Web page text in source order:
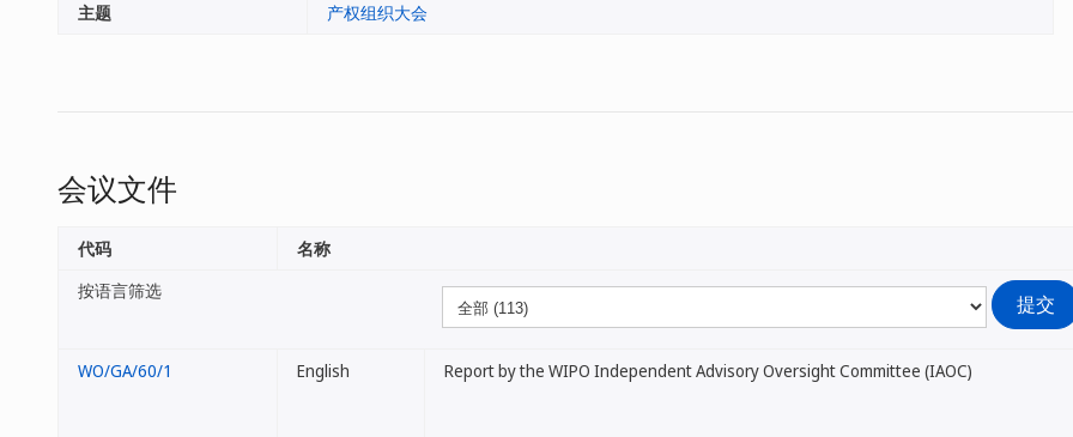
主题
产权组织大会
会议文件
按语言筛选
代码 名称
WO/GA/60/1 English Report by the WIPO Independent Advisory Oversight Committee (IAOC)